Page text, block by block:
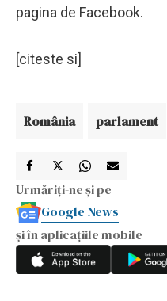
pagina de Facebook.
[citeste si]
România parlament
Urmăriți-ne și pe
Google News
și în aplicațiile mobile